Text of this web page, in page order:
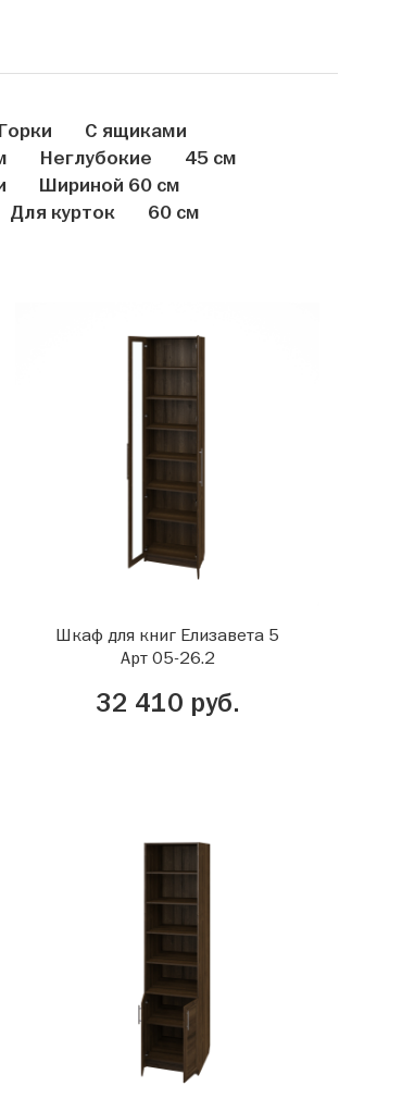
Горки
С ящиками
Неглубокие
45 см
Шириной 60 см
Для курток
60 см
Шкаф для книг Елизавета 5
Арт 05-26.2
32 410 руб.